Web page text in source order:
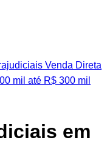
Venda Direta
mil até R$ 300 mil
em